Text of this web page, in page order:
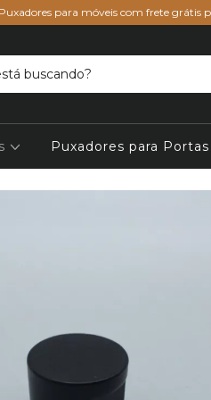
Puxadores para móveis com frete grátis
Puxadores para Portas